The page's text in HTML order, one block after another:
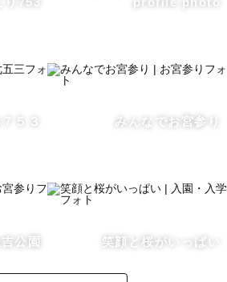
今この瞬間の幸せな思い出なんじゃ
を箱に入れていつでも取り出したい
カタチに残すお手伝いをさせてくだ
５３ みんなでお宮参り
公園 笑顔と桜がいっぱい